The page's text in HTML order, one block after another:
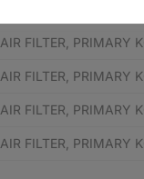
AIR FILTER, PRIMARY
AIR FILTER, PRIMARY
AIR FILTER, PRIMARY
AIR FILTER, PRIMARY
AIR FILTER, PRIMARY